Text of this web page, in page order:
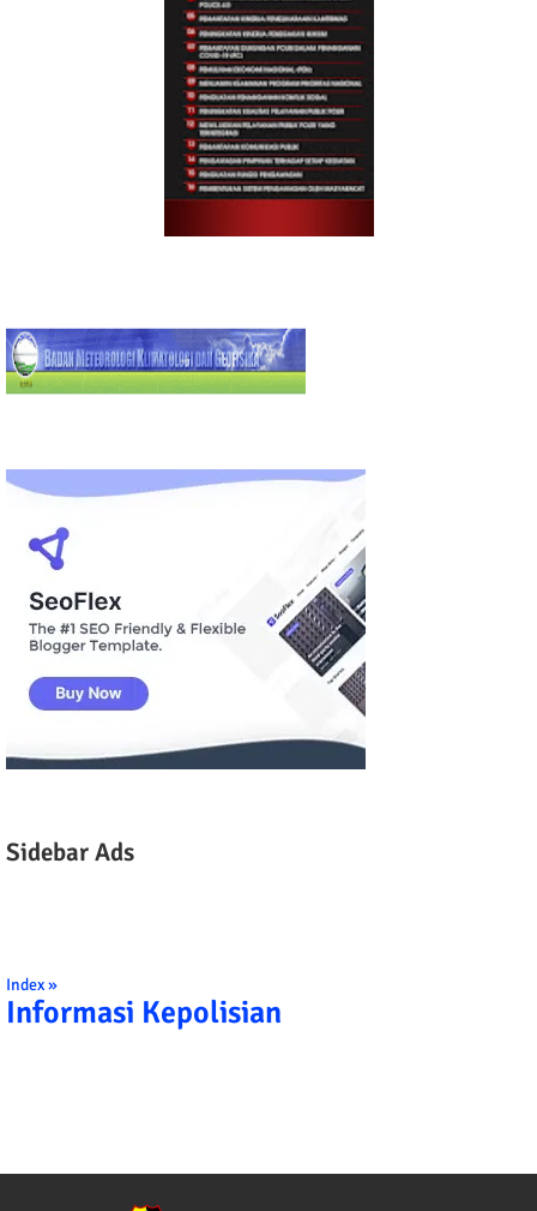
Sidebar Ads
Index »
Informasi Kepolisian